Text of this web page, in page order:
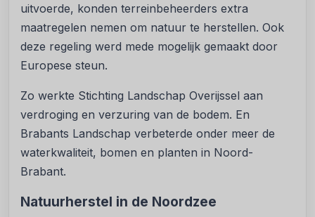
uitvoerde, konden terreinbeheerders extra
maatregelen nemen om natuur te herstellen. Ook
deze regeling werd mede mogelijk gemaakt door
Europese steun.
Zo werkte Stichting Landschap Overijssel aan
verdroging en verzuring van de bodem. En
Brabants Landschap verbeterde onder meer de
waterkwaliteit, bomen en planten in Noord-
Brabant.
Natuurherstel in de Noordzee